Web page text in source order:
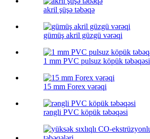
akril şüşə təbəqə
gümüş akril güzgü vərəqi
1 mm PVC pulsuz köpük təbəqəsi
15 mm Forex vərəqi
rəngli PVC köpük təbəqəsi